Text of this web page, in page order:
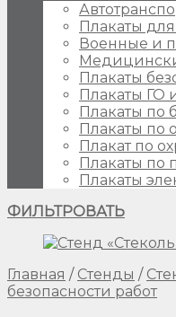
Плакаты
Военные и
Плакаты
Плакаты ГО
Плакаты по
Плакаты по
Плакат по
Плакаты по
Плакаты
ФИЛЬТРОВАТЬ
Главная / Стенды /
безопасности работ